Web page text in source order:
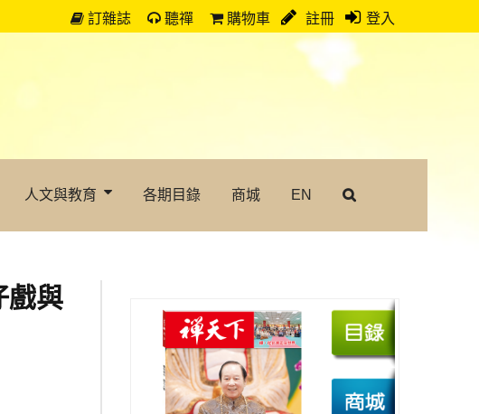
訂雜誌 聽禪 購物車 註冊 登入
人文與教育 各期目錄 商城 EN
戲與